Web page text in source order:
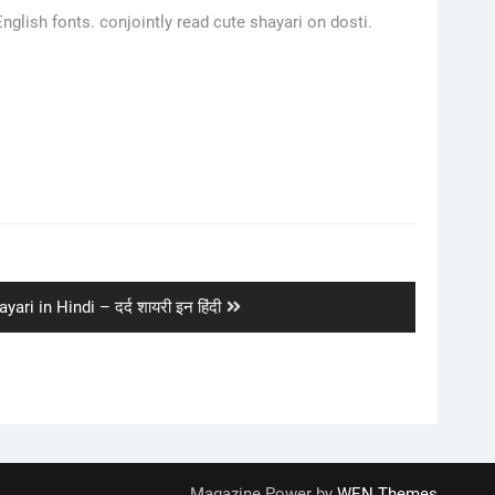
fonts. conjointly read cute shayari on dosti.
in Hindi – दर्द शायरी इन हिंदी